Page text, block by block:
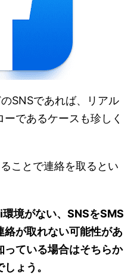
SNSであれば、リアル
であるケースも珍しく
ことで連絡を取るとい
境がない、SNSをSMS
が取れない可能性があ
っている場合はそちらか
ょう。